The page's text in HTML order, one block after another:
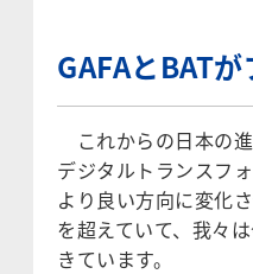
GAFAとBAT
これからの日本の
デジタルトランスフ
より良い方向に変化
を超えていて、我々
きています。